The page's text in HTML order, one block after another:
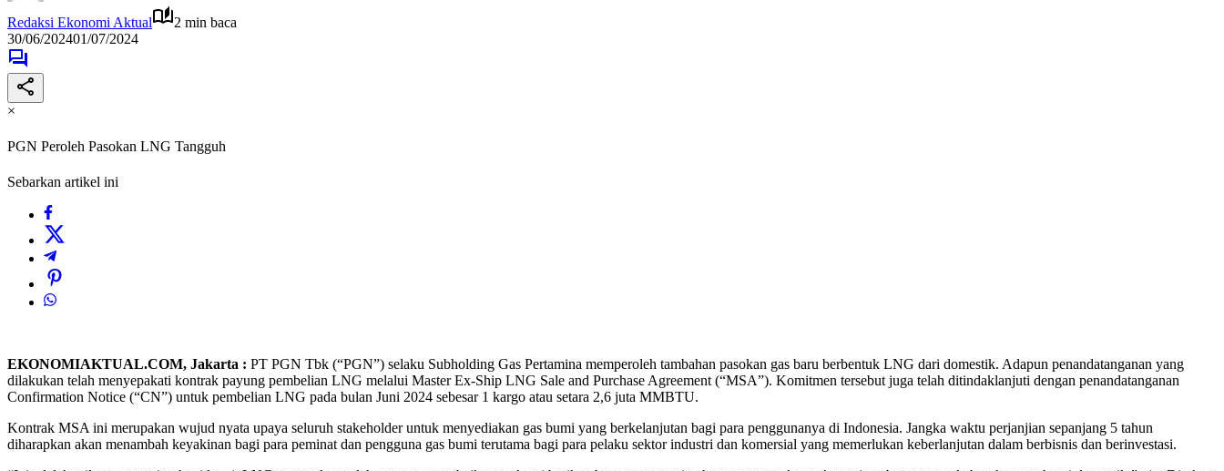
Redaksi Ekonomi Aktual
2 min baca
30/06/202401/07/2024
×
PGN Peroleh Pasokan LNG Tangguh
Sebarkan artikel ini
EKONOMIAKTUAL.COM, Jakarta : PT PGN Tbk (“PGN”) selaku Subholding Gas Pertamina memperoleh tambahan pasokan gas baru berbentuk LNG dari domestik. Adapun penandatanganan yang
dilakukan telah menyepakati kontrak payung pembelian LNG melalui Master Ex-Ship LNG Sale and Purchase Agreement (“MSA”). Komitmen tersebut juga telah ditindaklanjuti dengan penandatanganan
Confirmation Notice (“CN”) untuk pembelian LNG pada bulan Juni 2024 sebesar 1 kargo atau setara 2,6 juta MMBTU.
Kontrak MSA ini merupakan wujud nyata upaya seluruh stakeholder untuk menyediakan gas bumi yang berkelanjutan bagi para penggunanya di Indonesia. Jangka waktu perjanjian sepanjang 5 tahun
diharapkan akan menambah keyakinan bagi para peminat dan pengguna gas bumi terutama bagi para pelaku sektor industri dan komersial yang memerlukan keberlanjutan dalam berbisnis dan berinvestasi.